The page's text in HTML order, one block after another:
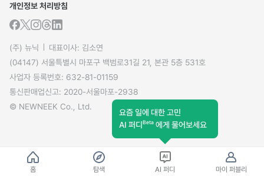
개인정보 처리방침
(주) 뉴닉
대표이사: 김소연
(04147) 서울특별시 마포구 백범로31길 21, 본관 5층 531호
사업자 등록번호: 632-81-01159
통신판매업신고: 2020-서울마포-2938
© NEWNEEK Co., Ltd.
홈 탐색
요즘 일에 대한 고민
AI 퍼디Beta 에게 물어보세요
AI 퍼디 마이 퍼블리